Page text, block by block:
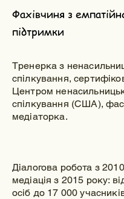
Фахівчиня з
підтримки
Тренерка з
спілкування,
Центром
спілкування (США),
медіаторка.
Діалогова робота з
медіація з 2015 року:
осіб до 17 000